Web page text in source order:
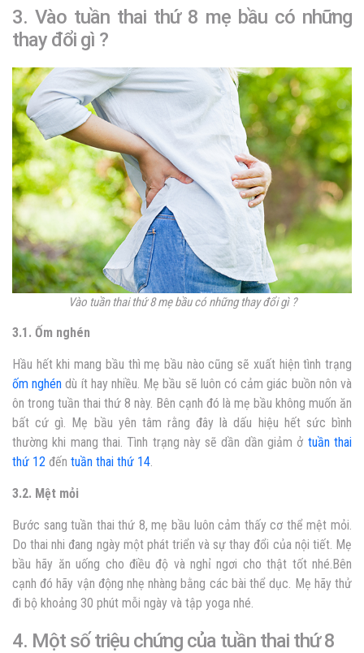
3. Vào tuần thai thứ 8 mẹ bầu có những
thay đổi gì ?
Vào tuần thai thứ 8 mẹ bầu có những thay đổi gì ?
3.1. Ốm nghén
Hầu hết khi mang bầu thì mẹ bầu nào cũng sẽ xuất hiện tình trạng
ốm nghén dù ít hay nhiều. Mẹ bầu sẽ luôn có cảm giác buồn nôn và
ôn trong tuần thai thứ 8 này. Bên cạnh đó là mẹ bầu không muốn ăn
bất cứ gì. Mẹ bầu yên tâm rằng đây là dấu hiệu hết sức bình
thường khi mang thai. Tình trạng này sẽ dần dần giảm ở tuần thai
thứ 12 đến tuần thai thứ 14
3.2. Mệt mỏi
Bước sang tuần thai thứ 8, mẹ bầu luôn cảm thấy cơ thể mệt mỏi.
Do thai nhi đang ngày một phát triển và sự thay đổi của nội tiết. Mẹ
bầu hãy ăn uống cho điều độ và nghỉ ngơi cho thật tốt nhé.Bên
cạnh đó hãy vận động nhẹ nhàng bằng các bài thể dục. Mẹ hãy thử
đi bộ khoảng 30 phút mỗi ngày và tập yoga nhé.
4. Một số triệu chứng của tuần thai thứ 8